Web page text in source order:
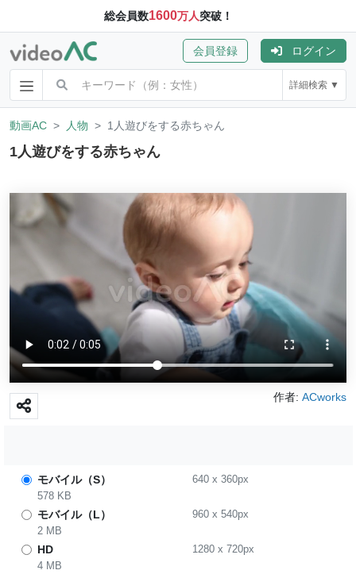
総会員数1600万人突破！
会員登録 ログイン
詳細検索 ▼
動画AC 人物 1人遊びをする赤ちゃん
1人遊びをする赤ちゃん
作者: ACworks
モバイル（S） 640x 360px
578 KB
モバイル（L） 960x 540px
2 MB
HD 1280x 720px
4 MB